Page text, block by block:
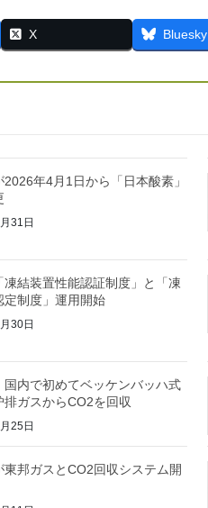
X Bluesky
2026年4月1日から「日本酸素」
31日
凍結装置性能認証制度」と「凍
定制度」運用開始
30日
国内で初めてベッケンバッハ式
排ガスからCO2を回収
25日
東邦ガスとCO2回収システム開